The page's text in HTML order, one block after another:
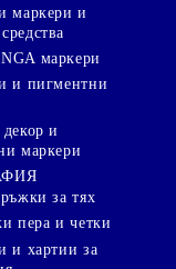
маркери и
маркери
и пигментни
и
маркери
за тях
пера и четки
и хартии за